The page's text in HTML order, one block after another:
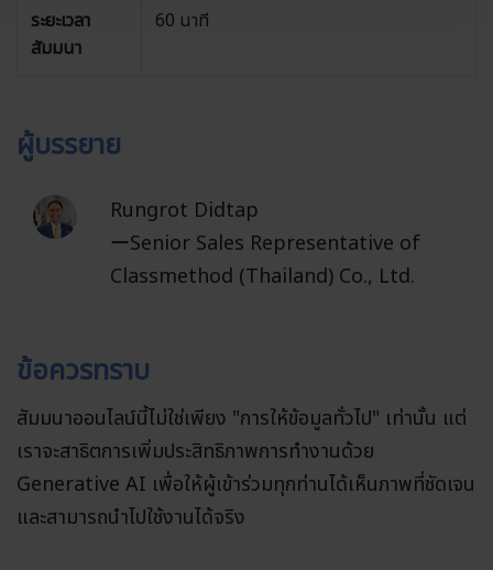
ระยะเวลา
สัมมนา
60 นาที
ผู้บรรยาย
Rungrot Didtap
ーSenior Sales Representative of
Classmethod (Thailand) Co., Ltd.
ข้อควรทราบ
สัมมนาออนไลน์นี้ไม่ใช่เพียง "การให้ข้อมูลทั่วไป" เท่านั้น แต่
เราจะสาธิตการเพิ่มประสิทธิภาพการทำงานด้วย
Generative AI เพื่อให้ผู้เข้าร่วมทุกท่านได้เห็นภาพที่ชัดเจน
และสามารถนำไปใช้งานได้จริง